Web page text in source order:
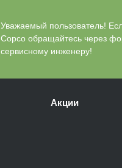
Уважаемый пользователь!
Copco обращайтесь через
сервисному инженеру!
Акции